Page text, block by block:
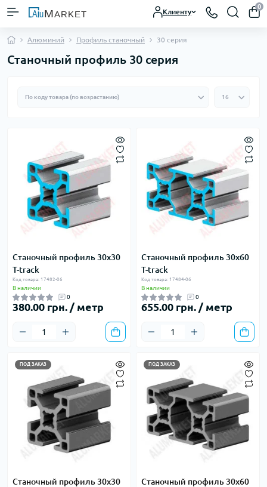
Клиенту
0
Алюминий Профиль станочный 30 серия
Станочный профиль 30 серия
Станочный профиль 30х30
T-track
Код товара: 17482-06
В наличии
0
380.00 грн. / метр
Станочный профиль 30х60
T-track
Код товара: 17484-06
В наличии
0
655.00 грн. / метр
ПОД ЗАКАЗ
Станочный профиль 30х30
ПОД ЗАКАЗ
Станочный профиль 30х60